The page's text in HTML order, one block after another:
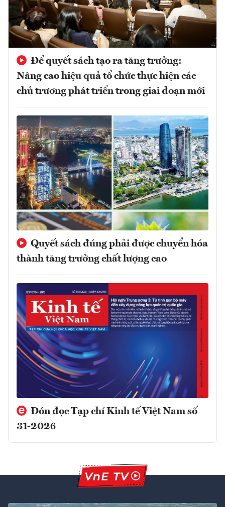
Để quyết sách tạo ra tăng trưởng:
Nâng cao hiệu quả tổ chức thực hiện các
chủ trương phát triển trong giai đoạn mới
Quyết sách đúng phải được chuyển hóa
thành tăng trưởng chất lượng cao
Đón đọc Tạp chí Kinh tế Việt Nam số
31-2026